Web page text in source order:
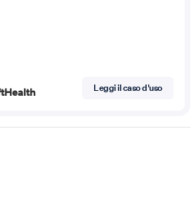
Leggi il caso d'uso